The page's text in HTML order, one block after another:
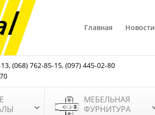
Главная Новости
,(068) 762-85-15,(097) 445-02-80
МЕБЕЛЬНАЯ
ФУРНИТУРА